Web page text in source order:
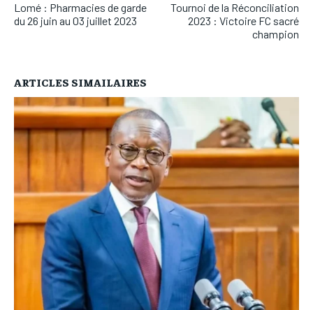
Lomé : Pharmacies de garde
du 26 juin au 03 juillet 2023
Tournoi de la Réconciliation
2023 : Victoire FC sacré
champion
ARTICLES SIMAILAIRES